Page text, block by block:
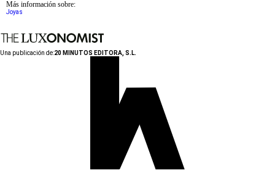
Más información sobre:
Joyas
Una publicación de:20 MINUTOS EDITORA, S.L.